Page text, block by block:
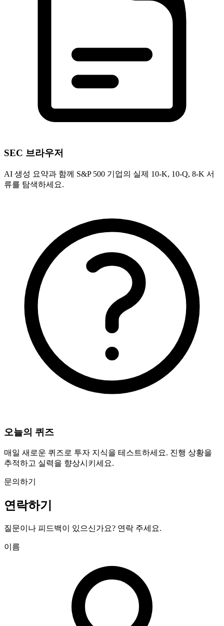
SEC 브라우저
AI 생성 요약과 함께 S&P 500 기업의 실제 10-K, 10-Q, 8-K 서
류를 탐색하세요.
오늘의 퀴즈
매일 새로운 퀴즈로 투자 지식을 테스트하세요. 진행 상황을
추적하고 실력을 향상시키세요.
문의하기
연락하기
질문이나 피드백이 있으신가요? 연락 주세요.
이름